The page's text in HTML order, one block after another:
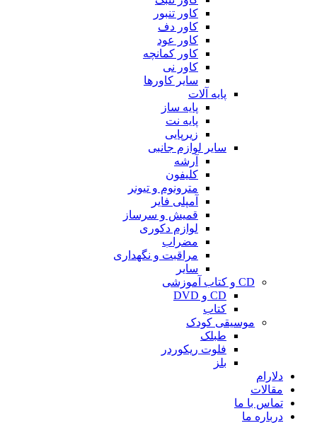
کاور تنبور
کاور دف
کاور عود
کاور کمانچه
کاور نی
سایر کاورها
پایه آلات
پایه ساز
پایه نت
زیرپایی
سایر لوازم جانبی
آرشه
کلیفون
مترونوم و تیونر
آمپلی فایر
قمیش و سرساز
لوازم دکوری
مضراب
مراقبت و نگهداری
سایر
CD و کتاب آموزشی
CD و DVD
کتاب
موسیقی کودک
طبلک
فلوت ریکوردر
بلز
دلارام
مقالات
تماس با ما
درباره ما